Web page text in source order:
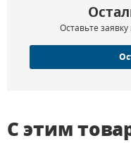
Оставьте
С этим